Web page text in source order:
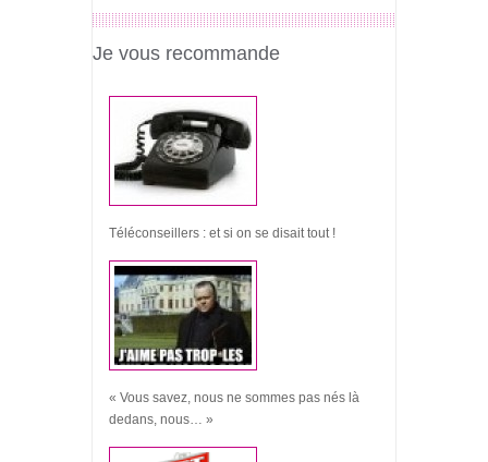
Je vous recommande
Téléconseillers : et si on se disait tout !
« Vous savez, nous ne sommes pas nés là
dedans, nous… »